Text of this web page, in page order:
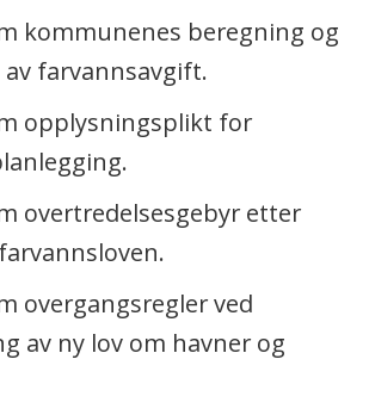
kommunenes beregning og
farvannsavgift.
opplysningsplikt for
overtredelsesgebyr etter
overgangsregler ved
av ny lov om havner og